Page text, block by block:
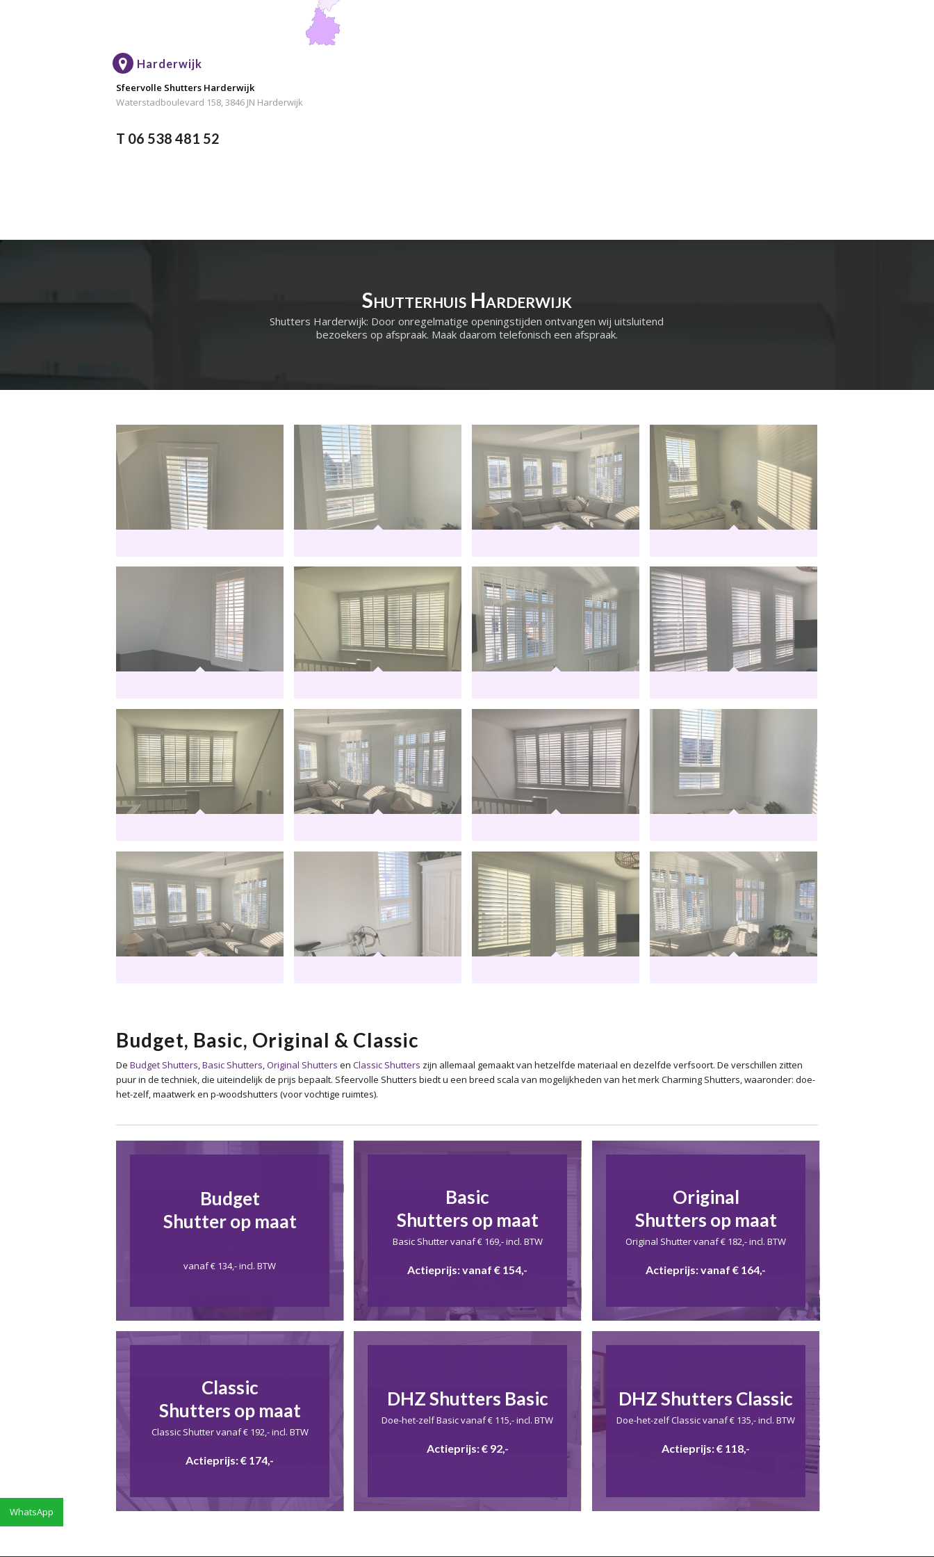
Harderwijk
Sfeervolle Shutters Harderwijk
Waterstadboulevard 158, 3846 JN Harderwijk
T 06 538 481 52
Shutterhuis Harderwijk
Shutters Harderwijk: Door onregelmatige openingstijden ontvangen wij uitsluitend
bezoekers op afspraak. Maak daarom telefonisch een afspraak.
Budget, Basic, Original & Classic
De Budget Shutters,Basic Shutters,Original Shutters en Classic Shutters zijn allemaal gemaakt van hetzelfde materiaal en dezelfde verfsoort. De verschillen zitten
puur in de techniek, die uiteindelijk de prijs bepaalt. Sfeervolle Shutters biedt u een breed scala van mogelijkheden van het merk Charming Shutters, waaronder: doe-
het-zelf, maatwerk en p-woodshutters (voor vochtige ruimtes).
Budget
Shutter op maat
vanaf € 134,- incl. BTW
Basic
Shutters op maat
Basic Shutter vanaf € 169,- incl. BTW
Actieprijs: vanaf € 154,-
Original
Shutters op maat
Original Shutter vanaf € 182,- incl. BTW
Actieprijs: vanaf € 164,-
Classic
Shutters op maat
Classic Shutter vanaf € 192,- incl. BTW
Actieprijs: € 174,-
DHZ Shutters Basic
Doe-het-zelf Basic vanaf € 115,- incl. BTW
Actieprijs: € 92,-
DHZ Shutters Classic
Doe-het-zelf Classic vanaf € 135,- incl. BTW
Actieprijs: € 118,-
WhatsApp